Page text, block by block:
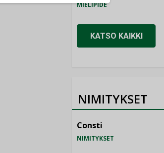
MIELIPIDE
KATSO KAIKKI
NIMITYKSET
Consti
NIMITYKSET